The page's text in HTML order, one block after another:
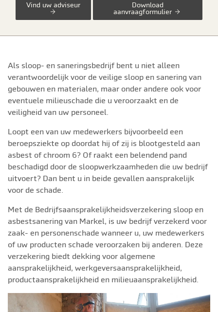
Vind uw adviseur
Download
aanvraagformulier
Als sloop- en saneringsbedrijf bent u niet alleen
verantwoordelijk voor de veilige sloop en sanering van
gebouwen en materialen, maar onder andere ook voor
eventuele milieuschade die u veroorzaakt en de
veiligheid van uw personeel.
Loopt een van uw medewerkers bijvoorbeeld een
beroepsziekte op doordat hij of zij is blootgesteld aan
asbest of chroom 6? Of raakt een belendend pand
beschadigd door de sloopwerkzaamheden die uw bedrijf
uitvoert? Dan bent u in beide gevallen aansprakelijk
voor de schade.
Met de Bedrijfsaansprakelijkheidsverzekering sloop en
asbestsanering van Markel, is uw bedrijf verzekerd voor
zaak- en personenschade wanneer u, uw medewerkers
of uw producten schade veroorzaken bij anderen. Deze
verzekering biedt dekking voor algemene
aansprakelijkheid, werkgeversaansprakelijkheid,
productaansprakelijkheid en milieuaansprakelijkheid.